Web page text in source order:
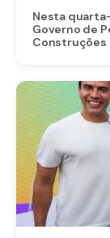
Nesta
Governo de
Construções